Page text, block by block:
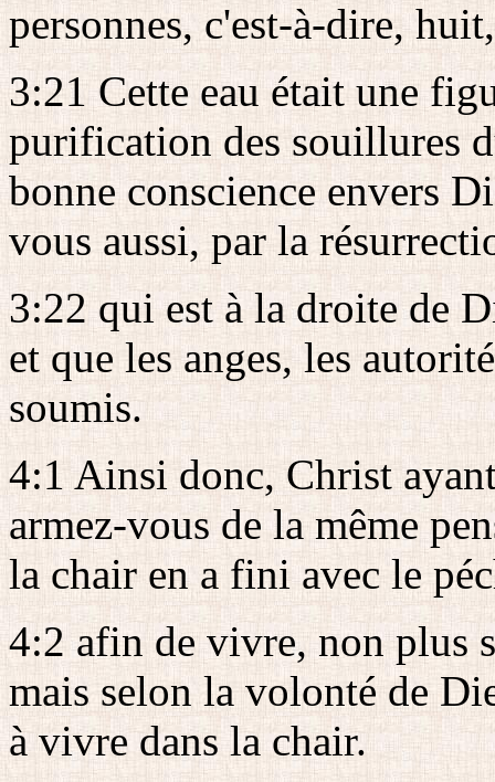
personnes, c'est-à-dire,
3:21 Cette eau était une
purification des souillures
bonne conscience envers
vous aussi, par la
3:22 qui est à la droite de
et que les anges, les
soumis.
4:1 Ainsi donc, Christ
armez-vous de la même
la chair en a fini avec le
4:2 afin de vivre, non plus
mais selon la volonté de
à vivre dans la chair.